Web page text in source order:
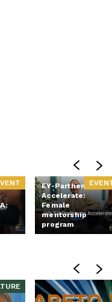
EY-Parthenon
Accelerate:
Female
mentorship
program